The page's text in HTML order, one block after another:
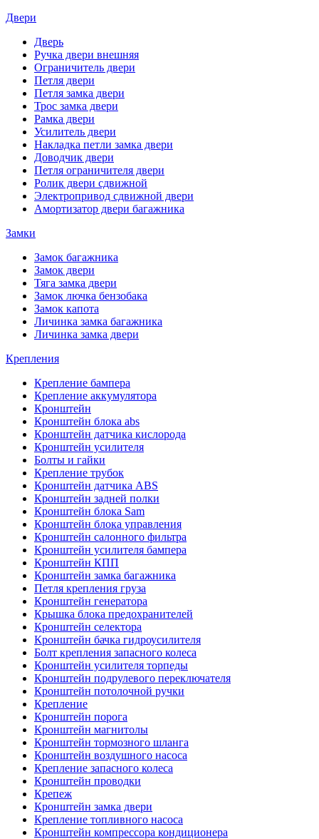
Двери
Дверь
Ручка двери внешняя
Ограничитель двери
Петля двери
Петля замка двери
Трос замка двери
Рамка двери
Усилитель двери
Накладка петли замка двери
Доводчик двери
Петля ограничителя двери
Ролик двери сдвижной
Электропривод сдвижной двери
Амортизатор двери багажника
Замки
Замок багажника
Замок двери
Тяга замка двери
Замок лючка бензобака
Замок капота
Личинка замка багажника
Личинка замка двери
Крепления
Крепление бампера
Крепление аккумулятора
Кронштейн
Кронштейн блока abs
Кронштейн датчика кислорода
Кронштейн усилителя
Болты и гайки
Крепление трубок
Кронштейн датчика ABS
Кронштейн задней полки
Кронштейн блока Sam
Кронштейн блока управления
Кронштейн салонного фильтра
Кронштейн усилителя бампера
Кронштейн КПП
Кронштейн замка багажника
Петля крепления груза
Кронштейн генератора
Крышка блока предохранителей
Кронштейн селектора
Кронштейн бачка гидроусилителя
Болт крепления запасного колеса
Кронштейн усилителя торпеды
Кронштейн подрулевого переключателя
Кронштейн потолочной ручки
Крепление
Кронштейн порога
Кронштейн магнитолы
Кронштейн тормозного шланга
Кронштейн воздушного насоса
Крепление запасного колеса
Кронштейн проводки
Крепеж
Кронштейн замка двери
Крепление топливного насоса
Кронштейн компрессора кондиционера